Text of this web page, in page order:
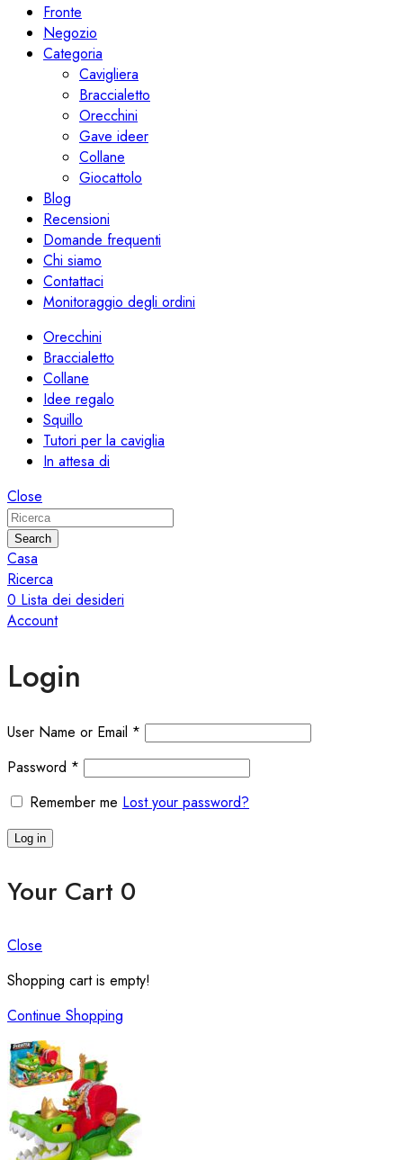
Fronte
Negozio
Categoria
Cavigliera
Braccialetto
Orecchini
Gave ideer
Collane
Giocattolo
Blog
Recensioni
Domande frequenti
Chi siamo
Contattaci
Monitoraggio degli ordini
Orecchini
Braccialetto
Collane
Idee regalo
Squillo
Tutori per la caviglia
In attesa di
Close
Search
Casa
Ricerca
0 Lista dei desideri
Account
Login
User Name or Email *
Password *
Remember me Lost your password?
Log in
Your Cart 0
Close
Shopping cart is empty!
Continue Shopping